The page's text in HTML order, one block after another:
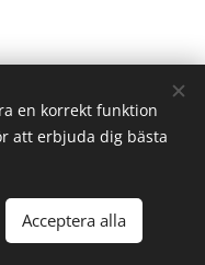
289 93 Broby
en korrekt funktion
att erbjuda dig bästa
Acceptera alla